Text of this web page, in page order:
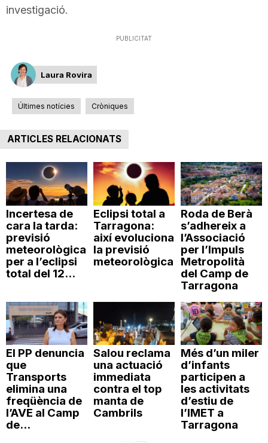
investigació.
PUBLICITAT
Laura Rovira
Últimes notícies Cròniques
ARTICLES RELACIONATS
Incertesa de
cara la tarda:
previsió
meteorològica
per a l’eclipsi
total del 12...
Eclipsi total a
Tarragona:
així evoluciona
la previsió
meteorològica
Roda de Berà
s’adhereix a
l’Associació
per l’Impuls
Metropolità
del Camp de
Tarragona
El PP denuncia
que
Transports
elimina una
freqüència de
l’AVE al Camp
de...
Salou reclama
una actuació
immediata
contra el top
manta de
Cambrils
Més d’un miler
d’infants
participen a
les activitats
d’estiu de
l’IMET a
Tarragona